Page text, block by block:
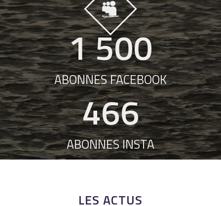
1 500
ABONNES FACEBOOK
466
ABONNES INSTA
LES ACTUS